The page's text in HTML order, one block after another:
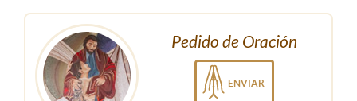
Pedido de Oración
ENVIAR